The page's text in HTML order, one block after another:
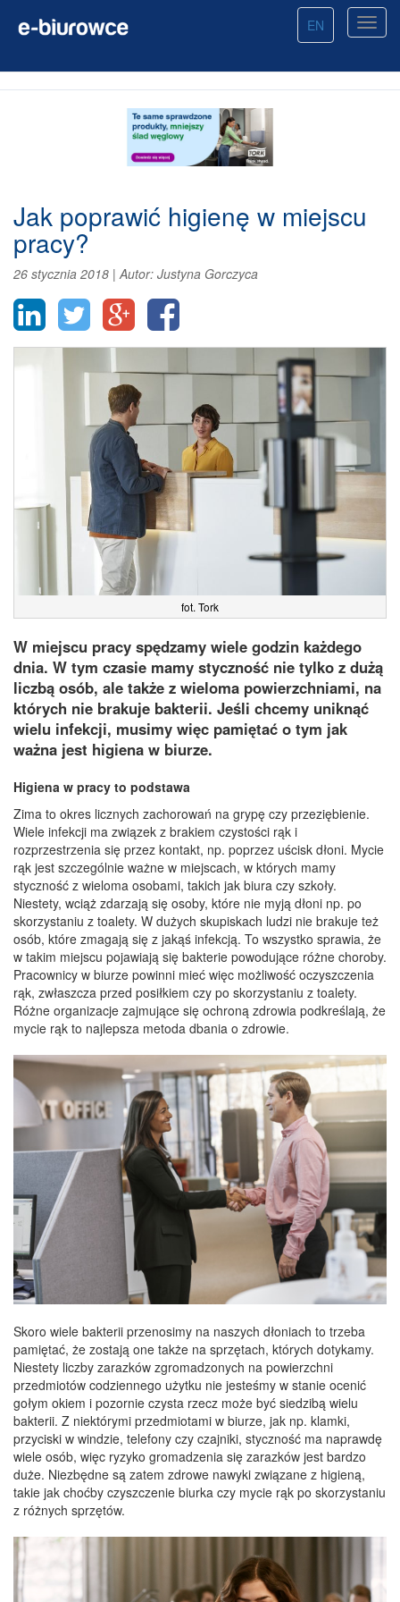
EN
Jak poprawić higienę w miejscu
pracy?
26 stycznia 2018 |Autor: Justyna Gorczyca
fot. Tork
W miejscu pracy spędzamy wiele godzin każdego
dnia. W tym czasie mamy styczność nie tylko z dużą
liczbą osób, ale także z wieloma powierzchniami, na
których nie brakuje bakterii. Jeśli chcemy uniknąć
wielu infekcji, musimy więc pamiętać o tym jak
ważna jest higiena w biurze.
Higiena w pracy to podstawa
Zima to okres licznych zachorowań na grypę czy przeziębienie.
Wiele infekcji ma związek z brakiem czystości rąk i
rozprzestrzenia się przez kontakt, np. poprzez uścisk dłoni. Mycie
rąk jest szczególnie ważne w miejscach, w których mamy
styczność z wieloma osobami, takich jak biura czy szkoły.
Niestety, wciąż zdarzają się osoby, które nie myją dłoni np. po
skorzystaniu z toalety. W dużych skupiskach ludzi nie brakuje też
osób, które zmagają się z jakąś infekcją. To wszystko sprawia, że
w takim miejscu pojawiają się bakterie powodujące różne choroby.
Pracownicy w biurze powinni mieć więc możliwość oczyszczenia
rąk, zwłaszcza przed posiłkiem czy po skorzystaniu z toalety.
Różne organizacje zajmujące się ochroną zdrowia podkreślają, że
mycie rąk to najlepsza metoda dbania o zdrowie.
Skoro wiele bakterii przenosimy na naszych dłoniach to trzeba
pamiętać, że zostają one także na sprzętach, których dotykamy.
Niestety liczby zarazków zgromadzonych na powierzchni
przedmiotów codziennego użytku nie jesteśmy w stanie ocenić
gołym okiem i pozornie czysta rzecz może być siedzibą wielu
bakterii. Z niektórymi przedmiotami w biurze, jak np. klamki,
przyciski w windzie, telefony czy czajniki, styczność ma naprawdę
wiele osób, więc ryzyko gromadzenia się zarazków jest bardzo
duże. Niezbędne są zatem zdrowe nawyki związane z higieną,
takie jak choćby czyszczenie biurka czy mycie rąk po skorzystaniu
z różnych sprzętów.